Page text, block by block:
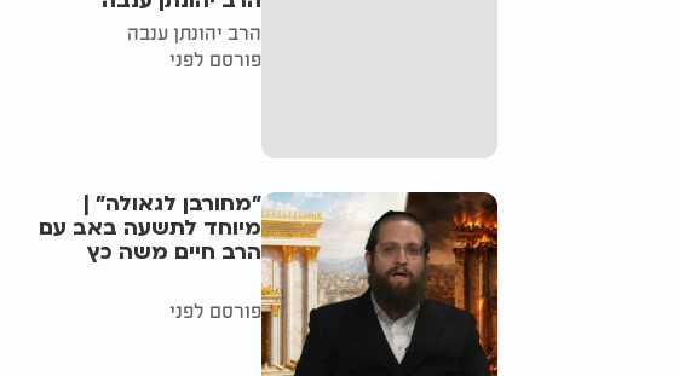
הרב יהונתן ענבה
פורסם לפני
"מחורבן לגאולה" |
מיוחד לתשעה באב עם
הרב חיים משה כץ
פורסם לפני